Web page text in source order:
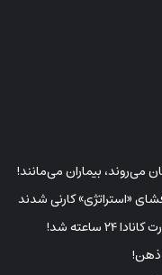
می‌روند، بیماران می‌مانند!
«استراتژی» کارنی شدند
ساعته شد!
ذهن!